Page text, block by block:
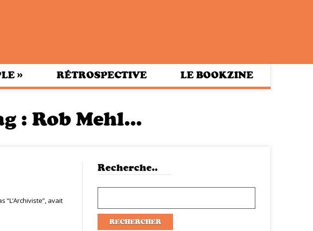
» RÉTROSPECTIVE LE BOOKZINE
: Rob Mehl…
“L’Archiviste”, avait
Recherche..